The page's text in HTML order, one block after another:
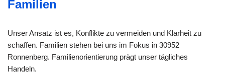
Familien
Unser Ansatz ist es, Konflikte zu vermeiden und Klarheit zu
schaffen. Familien stehen bei uns im Fokus in 30952
Ronnenberg. Familienorientierung prägt unser tägliches
Handeln.